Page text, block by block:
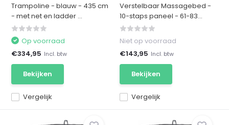
Trampoline - blauw - 435 cm
- met net en ladder ...
Vergelijk
Op voorraad
€334,95 Incl. btw
Bekijken
Verstelbaar Massagebed -
10-staps paneel - 61-83...
Vergelijk
Niet op voorraad
€143,95 Incl. btw
Bekijken